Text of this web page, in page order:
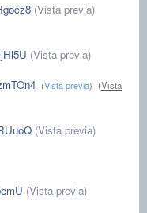
(Vista previa)
(Vista previa)
(Vista previa) (Vista
(Vista previa)
(Vista previa)